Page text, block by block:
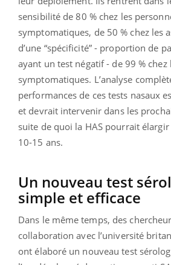
sensibilité de 80 % chez les
symptomatiques, de 50 % chez les
d’une “spécificité” - proportion de
ayant un test négatif - de 99 % chez
symptomatiques. L’analyse
performances de ces tests nasaux
et devrait intervenir dans les
suite de quoi la HAS pourrait
10-15 ans.
Un nouveau test
simple et efficace
Dans le même temps, des
collaboration avec l’université
ont élaboré un nouveau test